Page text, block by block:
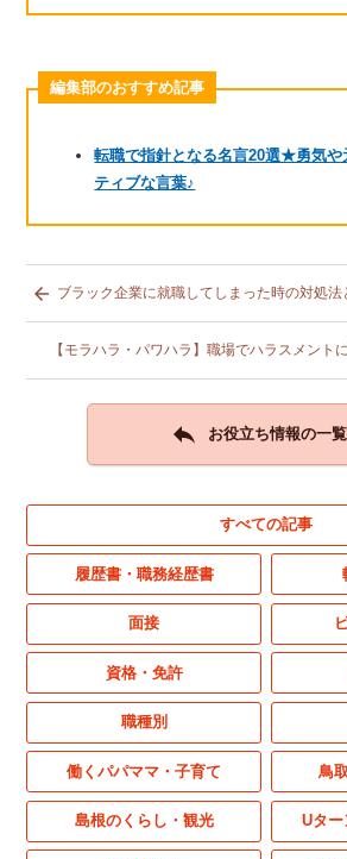
編集部のおすすめ記事
転職で指針となる名言20選★勇気や
ティブな言葉♪

 お役立ち情報の一
すべての記事
履歴書・職務経歴書
面接
資格・免許
職種別
働くパパママ・子育て 鳥
島根のくらし・観光 Uタ